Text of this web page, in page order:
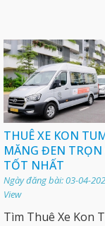
THUÊ XE KON
MĂNG ĐEN TRỌN
TỐT NHẤT
Ngày đăng bài: 03-04-
View
Tìm Thuê Xe Kon